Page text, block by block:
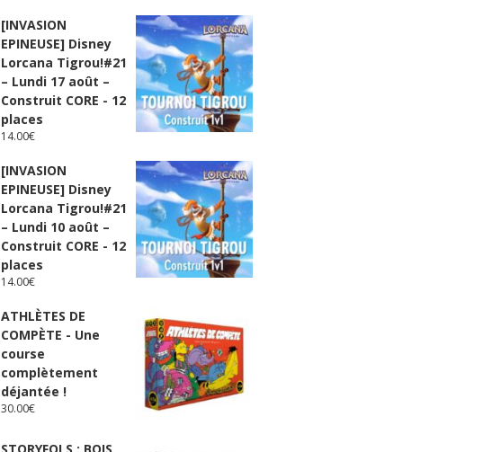
[INVASION
EPINEUSE] Disney
Lorcana Tigrou!#21
– Lundi 17 août –
Construit CORE - 12
places
14.00€
[INVASION
EPINEUSE] Disney
Lorcana Tigrou!#21
– Lundi 10 août –
Construit CORE - 12
places
14.00€
ATHLÈTES DE
COMPÈTE - Une
course
complètement
déjantée !
30.00€